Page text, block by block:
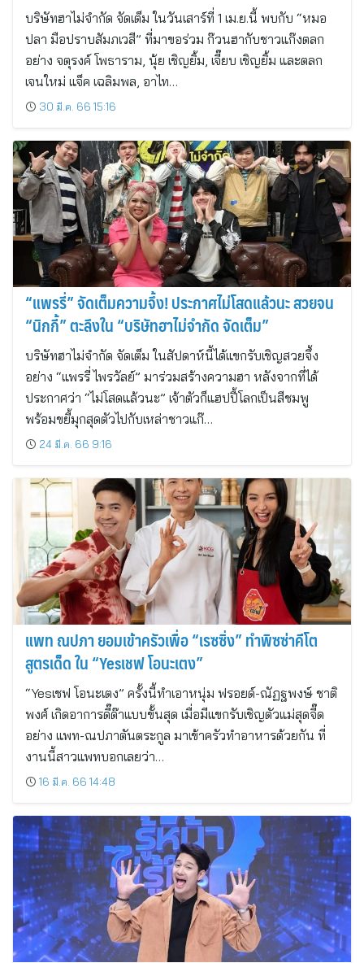
บริษัทฮาไม่จำกัด จัดเต็ม ในวันเสาร์ที่ 1 เม.ย.นี้ พบกับ “หมอ
ปลา มือปราบสัมภเวสี” ที่มาขอร่วม ก๊วนฮากับชาวแก๊งตลก
อย่าง จตุรงค์ โพธาราม, นุ้ย เชิญยิ้ม, เจี๊ยบ เชิญยิ้ม และตลก
เจนใหม่ แจ็ค เฉลิมพล, อาไท…
30 มี.ค. 66 15:16
“แพรรี่” จัดเต็มความจึ้ง! ประกาศไม่โสดแล้วนะ สวยจน
“นิกกี้” ตะลึงใน “บริษัทฮาไม่จำกัด จัดเต็ม”
บริษัทฮาไม่จำกัด จัดเต็ม ในสัปดาห์นี้ได้แขกรับเชิญสวยจึ้ง
อย่าง “แพรรี่ ไพรวัลย์” มาร่วมสร้างความฮา หลังจากที่ได้
ประกาศว่า “ไม่โสดแล้วนะ” เจ้าตัวก็แฮปปี้โลกเป็นสีชมพู
พร้อมขยี้มุกสุดตัวไปกับเหล่าชาวแก๊…
24 มี.ค. 66 9:16
แพท ณปภา ยอมเข้าครัวเพื่อ “เรซซิ่ง” ทำพิซซ่าคีโต
สูตรเด็ด ใน “Yesเชฟ โอนะเตง”
“Yesเชฟ โอนะเตง” ครั้งนี้ทำเอาหนุ่ม ฟรอยด์-ณัฏฐพงษ์ ชาติ
พงศ์ เกิดอาการดี๊ด๊าแบบขั้นสุด เมื่อมีแขกรับเชิญตัวแม่สุดจี๊ด
อย่าง แพท-ณปภาตันตระกูล มาเข้าครัวทำอาหารด้วยกัน ที่
งานนี้สาวแพทบอกเลยว่า…
16 มี.ค. 66 14:48